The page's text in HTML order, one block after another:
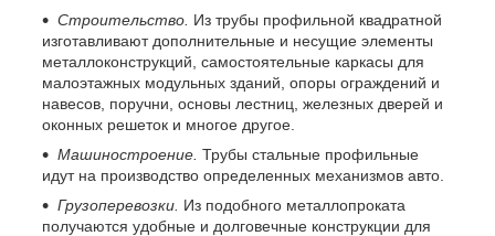
Строительство. Из трубы профильной квадратной
изготавливают дополнительные и несущие элементы
металлоконструкций, самостоятельные каркасы для
малоэтажных модульных зданий, опоры ограждений и
навесов, поручни, основы лестниц, железных дверей и
оконных решеток и многое другое.
Машиностроение. Трубы стальные профильные
идут на производство определенных механизмов авто.
Грузоперевозки. Из подобного металлопроката
получаются удобные и долговечные конструкции для